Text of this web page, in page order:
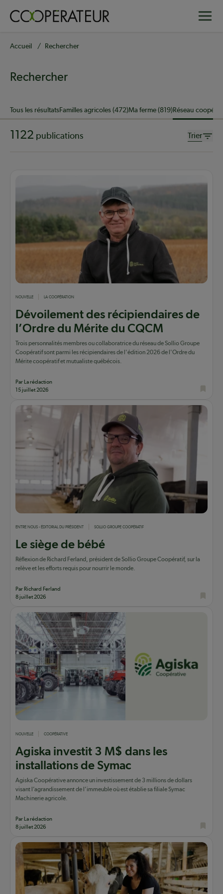
principal
Fil
Accueil Rechercher
Rechercher
Tous les résultatsFamilles agricoles (472)Ma ferme (819)Réseau
1122 publications Trier
NOUVELLE LA COOPÉRATION
Dévoilement des récipiendaires de
l’Ordre du Mérite du CQCM
Trois personnalités membres ou collaboratrice du réseau de Sollio Groupe
Coopératif sont parmi les récipiendaires de l'édition 2026 de l'Ordre du
Mérite coopératif et mutualiste québécois.
Par La rédaction
15 juillet 2026
ENTRE NOUS - ÉDITORIAL DU PRÉSIDENT SOLLIO GROUPE COOPÉRATIF
Le siège de bébé
Réflexion de Richard Ferland, président de Sollio Groupe Coopératif, sur la
relève et les efforts requis pour nourrir le monde.
Par Richard Ferland
8 juillet 2026
NOUVELLE COOPÉRATIVE
Agiska investit 3 M$ dans les
installations de Symac
Agiska Coopérative annonce un investissement de 3 millions de dollars
visant l’agrandissement de l’immeuble où est établie sa filiale Symac
Machinerie agricole.
Par La rédaction
8 juillet 2026